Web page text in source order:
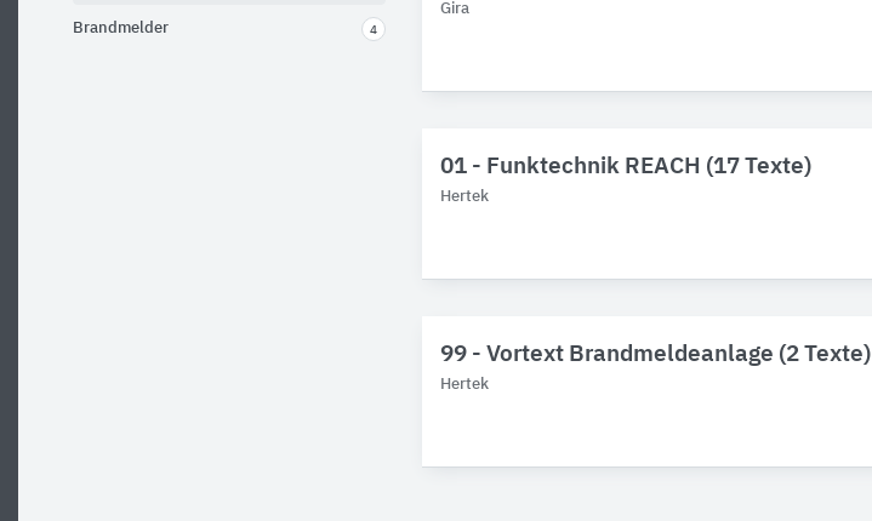
Brandmelder 4
Gira
01 - Funktechnik REACH (17 Texte)
Hertek
99 - Vortext Brandmeldeanlage (2 Texte)
Hertek